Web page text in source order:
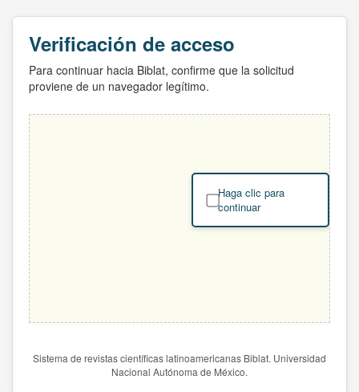
Verificación de acceso
Para continuar hacia Biblat, confirme que la solicitud
proviene de un navegador legítimo.
Haga clic para
continuar
Sistema de revistas científicas latinoamericanas Biblat. Universidad
Nacional Autónoma de México.